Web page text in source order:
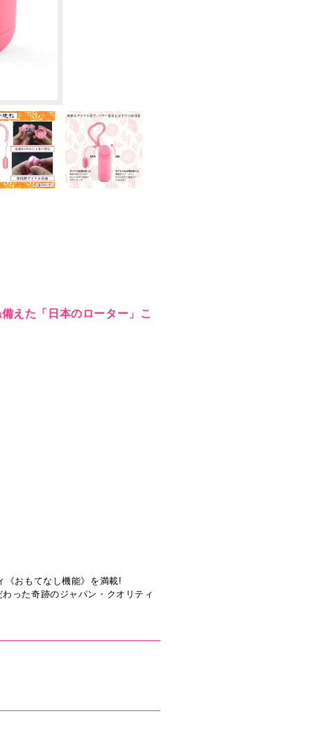
えた「日本のローター」こ
《おもてなし機能》を満載!
った奇跡のジャパン・クオリティ